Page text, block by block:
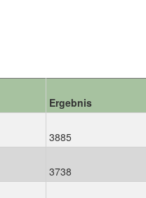
Ergebnis
3885
3738